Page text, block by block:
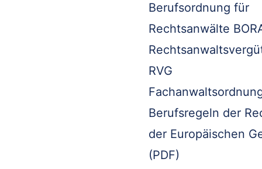
Berufsordnung für
Rechtsanwälte
RVG
Berufsregeln der
der Europäischen
(PDF)